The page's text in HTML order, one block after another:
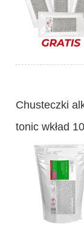
Chusteczki
tonic wkład